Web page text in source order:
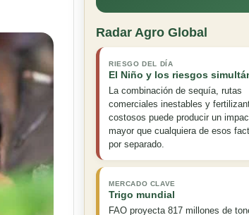
Radar Agro Global
RIESGO DEL DÍA
El Niño y los riesgos
La combinación de sequía, rutas
comerciales inestables y
costosos puede producir un
mayor que cualquiera de esos
por separado.
MERCADO CLAVE
Trigo mundial
FAO proyecta 817 millones de